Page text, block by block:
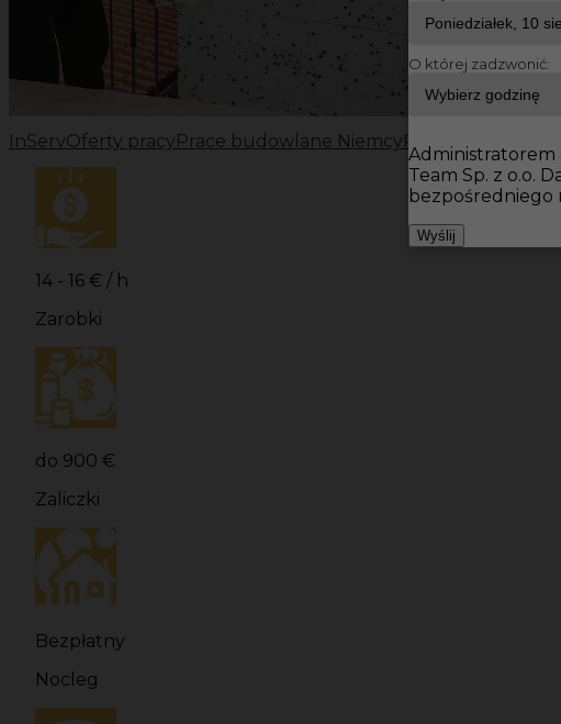
InServOferty pracy Prace budowlane Niemcy Prace budowlane
14 - 16 € / h
Zarobki
do 900 €
Zaliczki
Bezpłatny
Nocleg
O której zadzwonić:
Administratorem
Team Sp. z o.o.
bezpośredniego
Wyślij